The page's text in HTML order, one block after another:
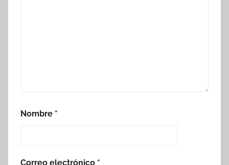
Nombre *
Correo electrónico *